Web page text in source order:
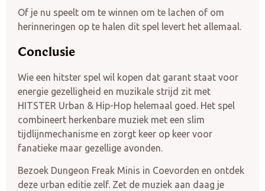
Of je nu speelt om te winnen om te lachen of om
herinneringen op te halen dit spel levert het allemaal.
Conclusie
Wie een hitster spel wil kopen dat garant staat voor
energie gezelligheid en muzikale strijd zit met
HITSTER Urban & Hip-Hop helemaal goed. Het spel
combineert herkenbare muziek met een slim
tijdlijnmechanisme en zorgt keer op keer voor
fanatieke maar gezellige avonden.
Bezoek Dungeon Freak Minis in Coevorden en ontdek
deze urban editie zelf. Zet de muziek aan daag je